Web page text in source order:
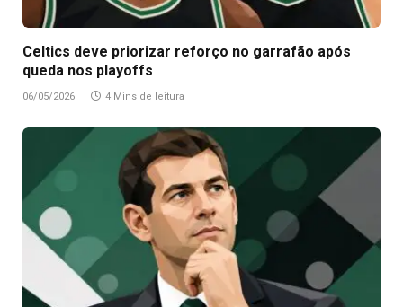
Celtics deve priorizar reforço no garrafão após
queda nos playoffs
06/05/2026 4 Mins de leitura